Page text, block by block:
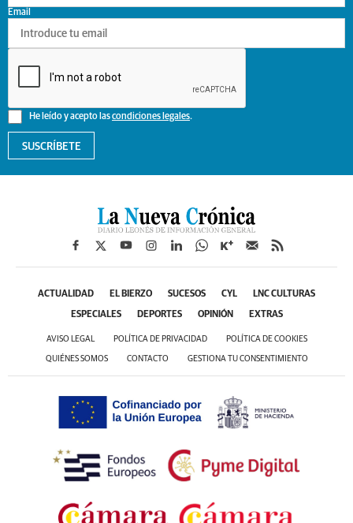
He leído y acepto lascondiciones legales.
Email
SUSCRÍBETE
ACTUALIDAD EL BIERZO SUCESOS CYL LNC CULTURAS
ESPECIALES DEPORTES OPINIÓN EXTRAS
AVISO LEGAL POLÍTICA DE PRIVACIDAD POLÍTICA DE COOKIES
QUIÉNES SOMOS CONTACTO GESTIONA TU CONSENTIMIENTO